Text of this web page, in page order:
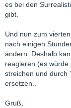
es bei den
gibt.
Und nun zum
nach einigen
ändern. Deshalb
reagieren (es
streichen und durch
ersetzen..
Gruß,